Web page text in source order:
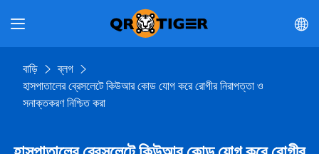
বাড়ি
ব্লগ
হাসপাতালের ব্রেসলেটে কিউআর কোড যোগ করে রোগীর নিরাপত্তা ও
সনাক্তকরণ নিশ্চিত করা